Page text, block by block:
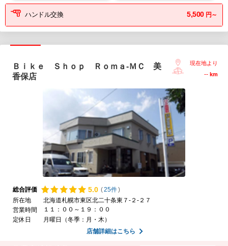
ハンドル交換 5,500 円～
Ｂｉｋｅ Ｓｈｏｐ Ｒｏｍａ-ＭＣ 美
香保店
現在地より
-- km
総合評価 5.0 (25件)
所在地
北海道札幌市東区北二十条東７-２-２７
営業時間
１１：００～１９：００
定休日
月曜日（冬季：月・木）
店舗詳細はこちら